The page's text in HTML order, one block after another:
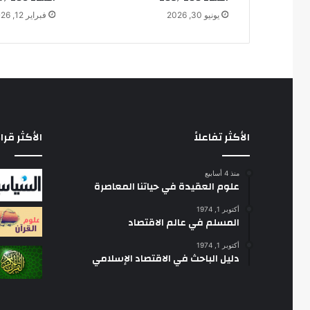
يونيو 30, 2026 فبراير 12, 2026
الأكثر تفاعلاً
منذ 4 أسابيع
علوم العقيدة في حياتنا المعاصرة
أكتوبر 1, 1974
المسلم في عالم الاقتصاد
أكتوبر 1, 1974
دليل الباحث في الاقتصاد الإسلامي
الأكثر